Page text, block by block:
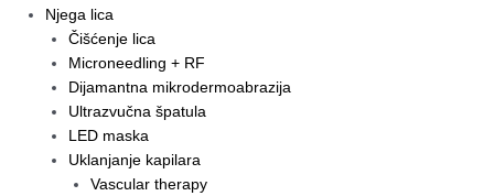
Njega lica
Čišćenje lica
Microneedling + RF
Dijamantna mikrodermoabrazija
Ultrazvučna špatula
LED maska
Uklanjanje kapilara
Vascular therapy